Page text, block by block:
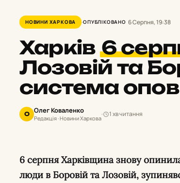
НОВИНИ ХАРКОВА ОПУБЛІКОВАНО 6 Серпня, 19:38
Харків 6
Лозовій та
система
О Олег Коваленко
Редакція · Новини Харкова
1 хв читання
6 серпня Харківщина знову опинилася під ворожими ударами: загинули
люди в Боровій та Лозовій,